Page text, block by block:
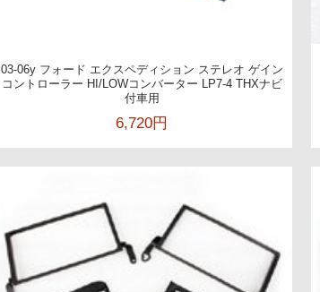
03-06y フォード エクスペディション ステレオ ゲイン
コントローラー HI/LOWコンバーター LP7-4 THXナビ
付車用
6,720円